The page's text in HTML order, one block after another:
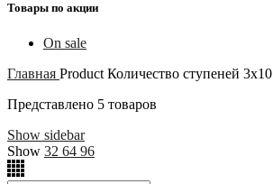
Товары по акции
On sale
Главная Product Количество ступеней 3х10
Представлено 5 товаров
Show sidebar
Show 32 64 96